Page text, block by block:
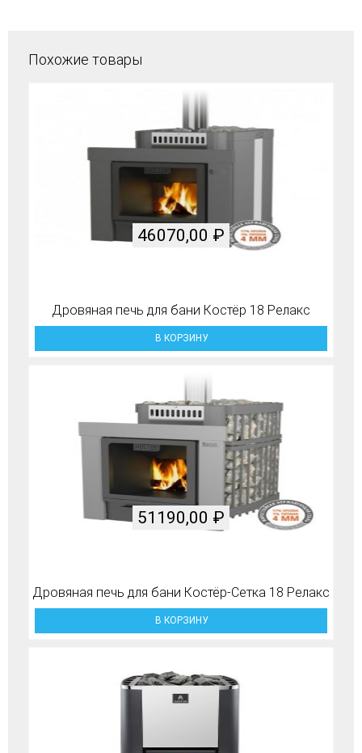
Похожие товары
Дровяная печь для бани Костёр 18 Релакс
46070,00 ₽
В КОРЗИНУ
Дровяная печь для бани Костёр-Сетка 18 Релакс
51190,00 ₽
В КОРЗИНУ